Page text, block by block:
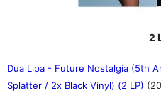
2
Dua Lipa - Future Nostalgia (5th
Splatter / 2x Black Vinyl) (2 LP)